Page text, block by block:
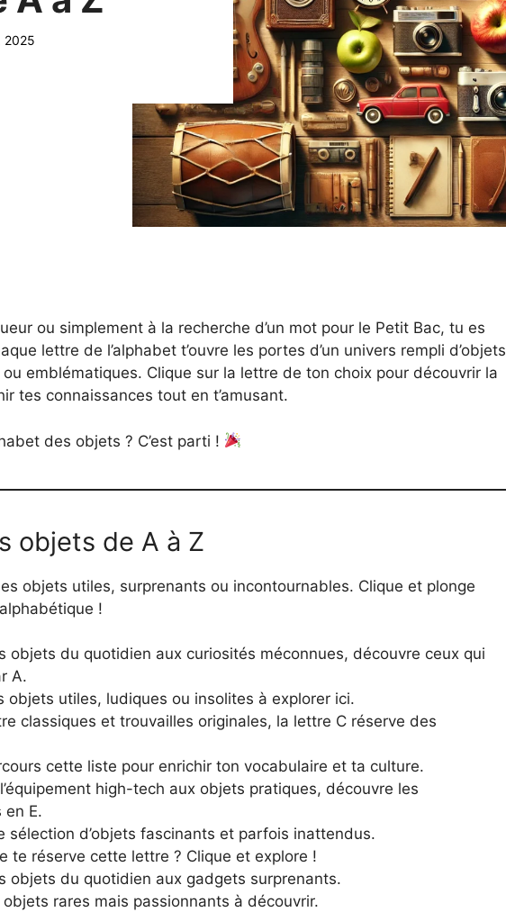
2025
ou simplement à la recherche d’un mot pour le Petit Bac, tu es
lettre de l’alphabet t’ouvre les portes d’un univers rempli d’objets
emblématiques. Clique sur la lettre de ton choix pour découvrir la
tes connaissances tout en t’amusant.
des objets ? C’est parti !
objets de A à Z
objets utiles, surprenants ou incontournables. Clique et plonge
!
objets du quotidien aux curiosités méconnues, découvre ceux qui
A.
objets utiles, ludiques ou insolites à explorer ici.
classiques et trouvailles originales, la lettre C réserve des
cette liste pour enrichir ton vocabulaire et ta culture.
high-tech aux objets pratiques, découvre les
en E.
sélection d’objets fascinants et parfois inattendus.
te réserve cette lettre ? Clique et explore !
objets du quotidien aux gadgets surprenants.
objets rares mais passionnants à découvrir.